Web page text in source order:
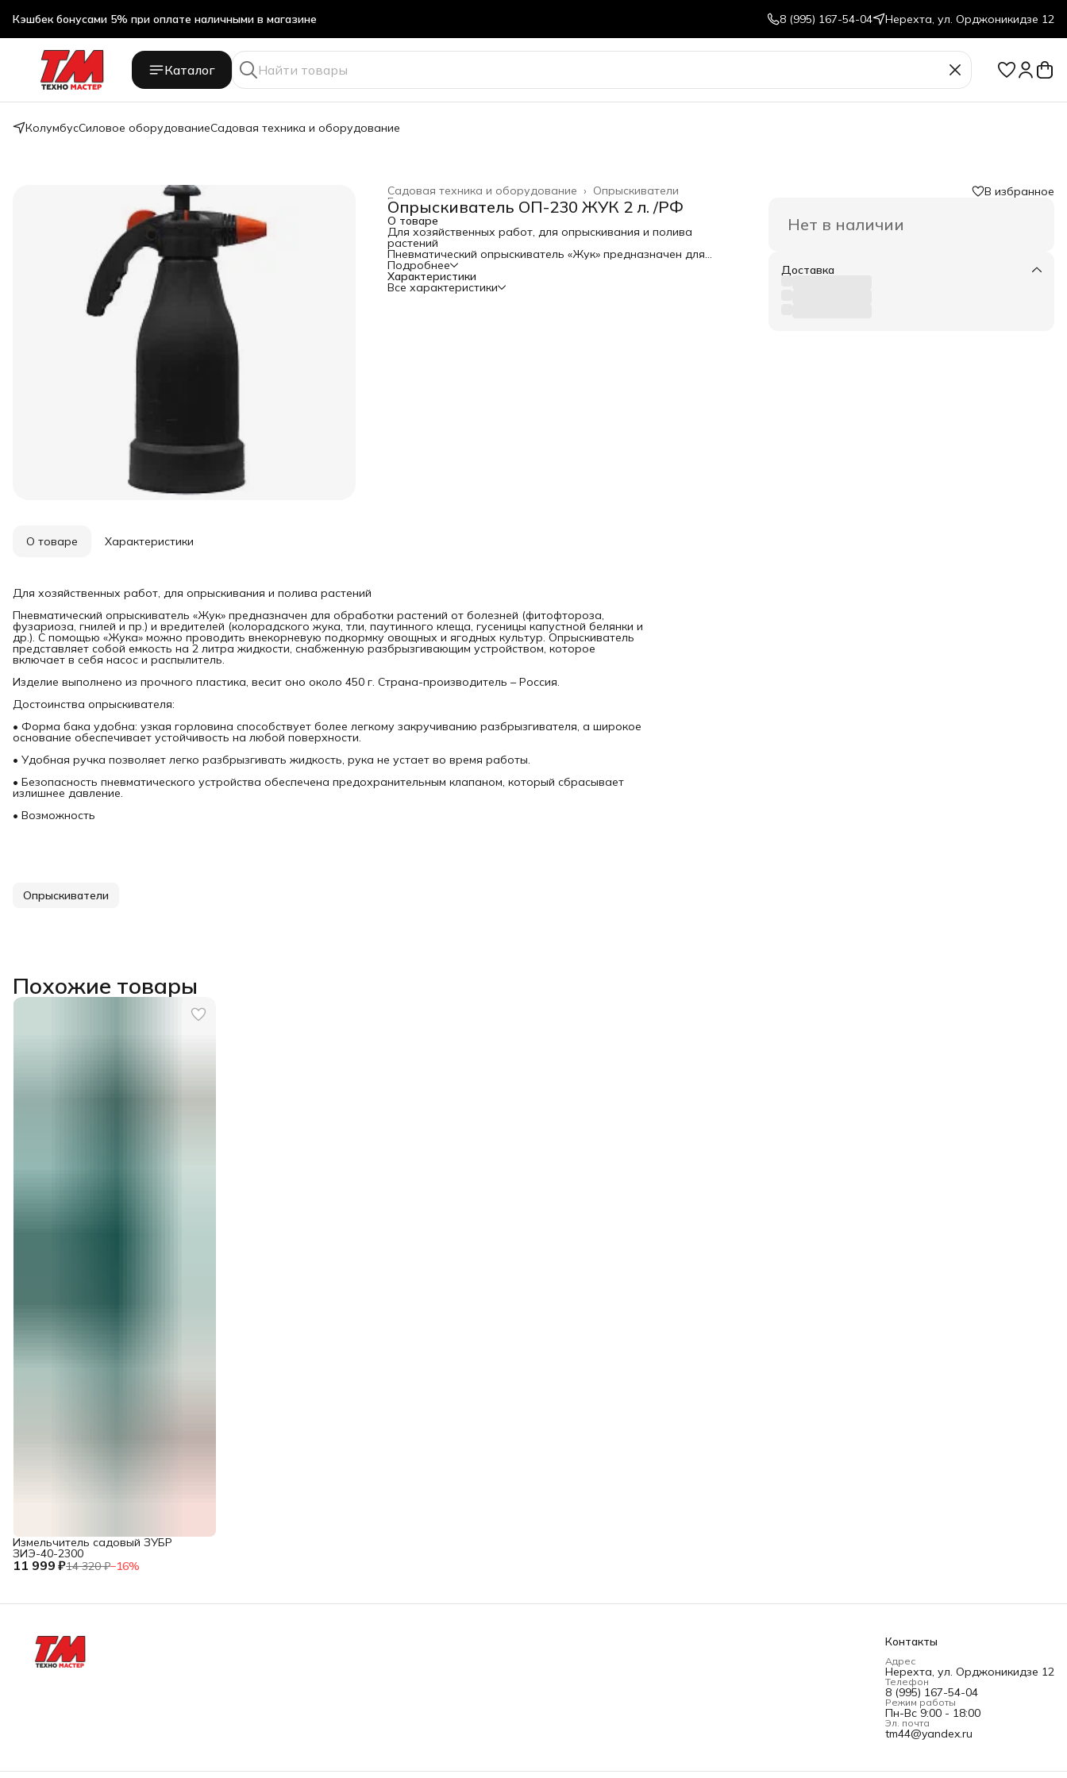
Кэшбек бонусами 5% при оплате наличными в магазине
Кэшбек бонусами 5% при оплате наличными в магазине
8 (995) 167-54-04 Нерехта, ул. Орджоникидзе 12
Каталог
КолумбусСиловое оборудованиеСадовая техника и оборудование
Опрыскиватели
Садовая техника и оборудование ›
Главная ›
Опрыскиватель ОП-230 ЖУК 2 л. /РФ
О товаре
Для хозяйственных работ, для опрыскивания и полива
растений
Пневматический опрыскиватель «Жук» предназначен для
обработки растений от болезней (фитофтороза, фузариоза,
гнилей и пр.) и вредителей (колорадского жука, тли,
паутинного клеща, гусеницы капустной белянки и др.). С
помощью «Жука» можно проводить внекорневую подкормку
Подробнее
Характеристики
Все характеристики
В избранное
Нет в наличии
Доставка
О товаре Характеристики
Для хозяйственных работ, для опрыскивания и полива растений
Пневматический опрыскиватель «Жук» предназначен для обработки растений от болезней (фитофтороза,
фузариоза, гнилей и пр.) и вредителей (колорадского жука, тли, паутинного клеща, гусеницы капустной белянки и
др.). С помощью «Жука» можно проводить внекорневую подкормку овощных и ягодных культур. Опрыскиватель
представляет собой емкость на 2 литра жидкости, снабженную разбрызгивающим устройством, которое
включает в себя насос и распылитель.
Изделие выполнено из прочного пластика, весит оно около 450 г. Страна-производитель – Россия.
Достоинства опрыскивателя:
• Форма бака удобна: узкая горловина способствует более легкому закручиванию разбрызгивателя, а широкое
основание обеспечивает устойчивость на любой поверхности.
• Удобная ручка позволяет легко разбрызгивать жидкость, рука не устает во время работы.
• Безопасность пневматического устройства обеспечена предохранительным клапаном, который сбрасывает
излишнее давление.
• Возможность
Опрыскиватели
Похожие товары
11 999 ₽14 320 ₽−16%
Измельчитель садовый ЗУБР
ЗИЭ-40-2300
Контакты
Адрес
Нерехта, ул. Орджоникидзе 12
Телефон
8 (995) 167-54-04
Режим работы
Пн-Вс 9:00 - 18:00
Эл. почта
tm44@yandex.ru